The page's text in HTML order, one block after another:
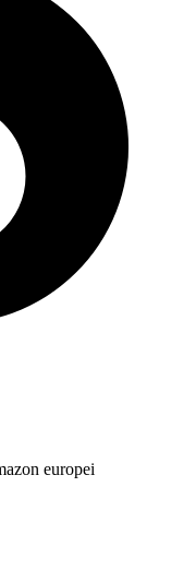
europei